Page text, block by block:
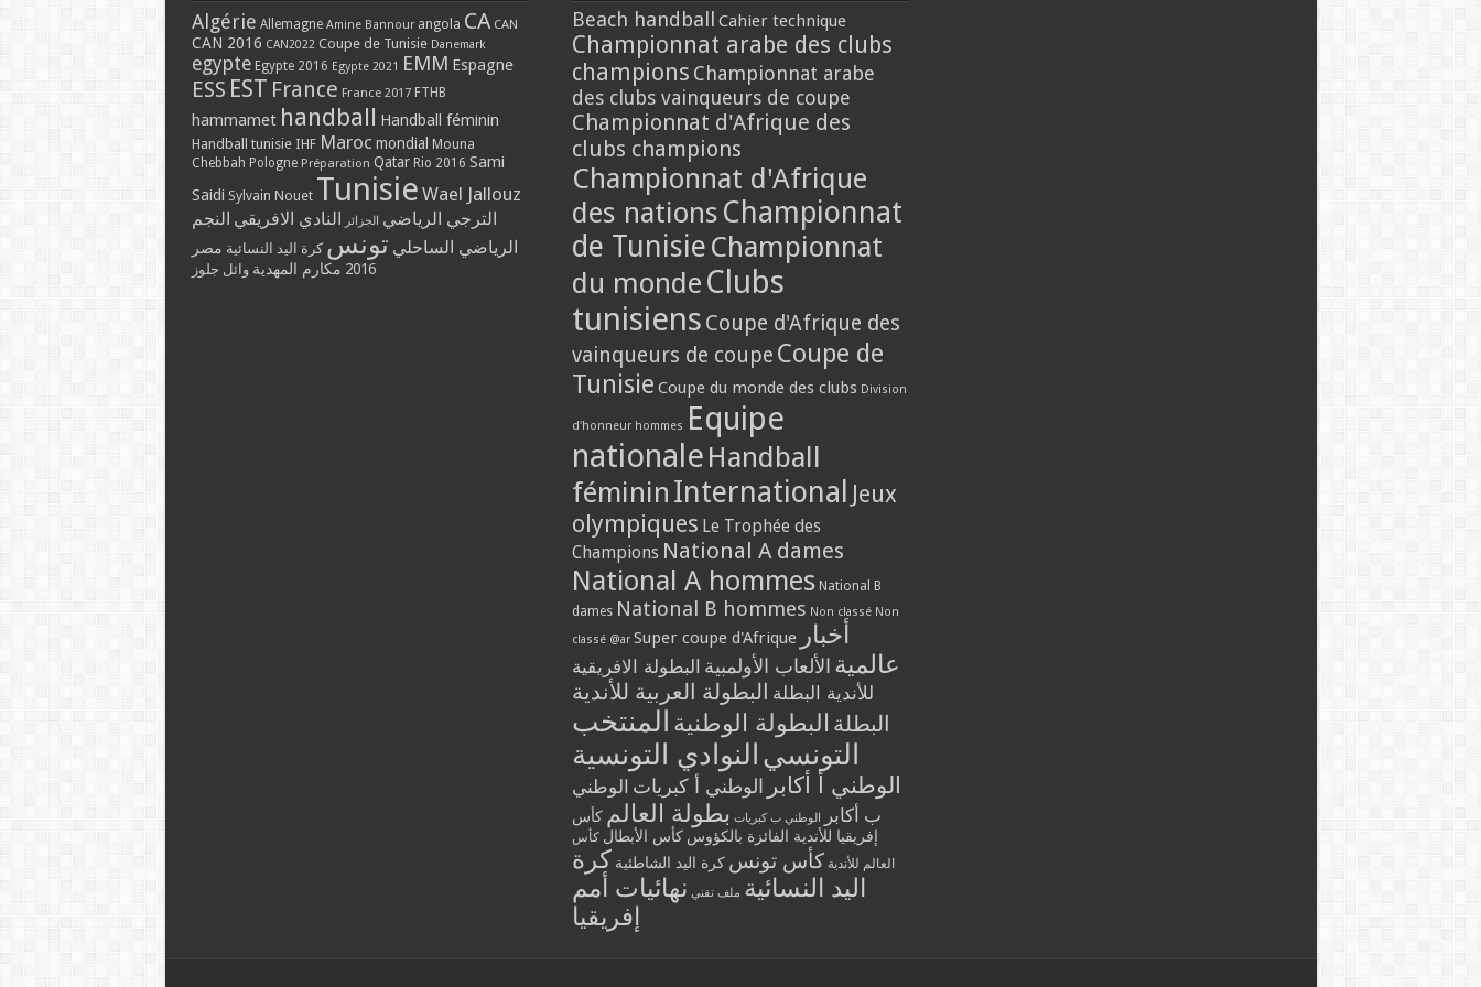
Algérie Allemagne Amine Bannour angola CA CAN
CAN 2016 CAN2022 Coupe de Tunisie Danemark
egypte Egypte 2016 Egypte 2021 EMM Espagne
ESS EST France France 2017 FTHB
hammamet handball Handball féminin
Handball tunisie IHF Maroc mondial Mouna
Chebbah Pologne Préparation Qatar Rio 2016 Sami
Saidi Sylvain Nouet Tunisie Wael Jallouz
الترجي الرياضي الجزائر النادي الافريقي النجم
الرياضي الساحلي تونس كرة اليد النسائية مصر
2016 مكارم المهدية وائل جلوز
Beach handball Cahier technique
Championnat arabe des clubs
champions Championnat arabe
des clubs vainqueurs de coupe
Championnat d'Afrique des
clubs champions
Championnat d'Afrique
des nations Championnat
de Tunisie Championnat
du monde Clubs
tunisiens Coupe d'Afrique des
vainqueurs de coupe Coupe de
Tunisie Coupe du monde des clubs Division
d'honneur hommes Equipe
nationale Handball
féminin International Jeux
olympiques Le Trophée des
Champions National A dames
National A hommes National B
dames National B hommes Non classé Non
classé @ar Super coupe d'Afrique أخبار
عالمية الألعاب الأولمبية البطولة الافريقية
للأندية البطلة البطولة العربية للأندية
البطلة البطولة الوطنية المنتخب
التونسي النوادي التونسية
الوطني أ أكابر الوطني أ كبريات الوطني
ب أكابر
الوطني ب كبريات بطولة العالم كأس
إفريقيا للأندية الفائزة بالكؤوس كأس الأبطال كأس
العالم للأندية كأس تونس كرة اليد الشاطئية كرة
اليد النسائية ملف تقني نهائيات أمم
إفريقيا